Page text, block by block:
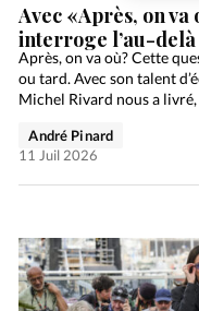
Avec «Après, on
interroge l’au-delà
Après, on va où? Cette
ou tard. Avec son talent
Michel Rivard nous a
André Pinard
11 Juil 2026